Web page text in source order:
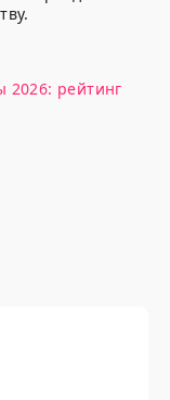
2026: рейтинг